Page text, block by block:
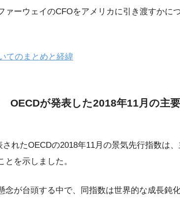
ァーウェイのCFOをアメリカに引き渡すかに
てのまとめと経緯
OECDが発表した2018年11月の主
されたOECDの2018年11月の景気先行指数は
とを示しました。
念が台頭する中で、同指数は世界的な成長鈍